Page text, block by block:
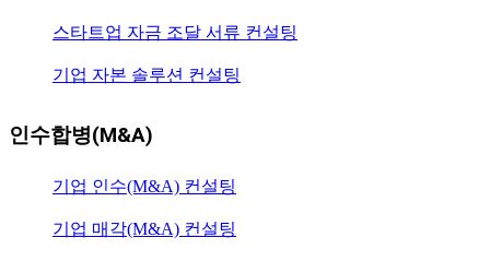
스타트업 자금 조달 서류 컨설팅
기업 자본 솔루션 컨설팅
인수합병(M&A)
기업 인수(M&A) 컨설팅
기업 매각(M&A) 컨설팅